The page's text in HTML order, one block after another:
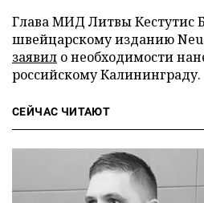
Глава МИД Литвы Кестутис
швейцарскому изданию
заявил о необходимости
российскому Калининграду.
СЕЙЧАС ЧИТАЮТ